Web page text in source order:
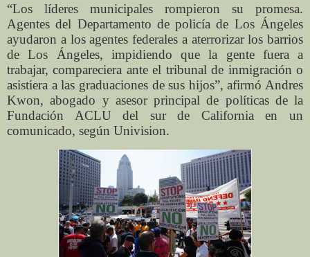
“Los líderes municipales rompieron su promesa.
Agentes del Departamento de policía de Los Ángeles
ayudaron a los agentes federales a aterrorizar los barrios
de Los Ángeles, impidiendo que la gente fuera a
trabajar, compareciera ante el tribunal de inmigración o
asistiera a las graduaciones de sus hijos”, afirmó Andres
Kwon, abogado y asesor principal de políticas de la
Fundación ACLU del sur de California en un
comunicado, según Univision.